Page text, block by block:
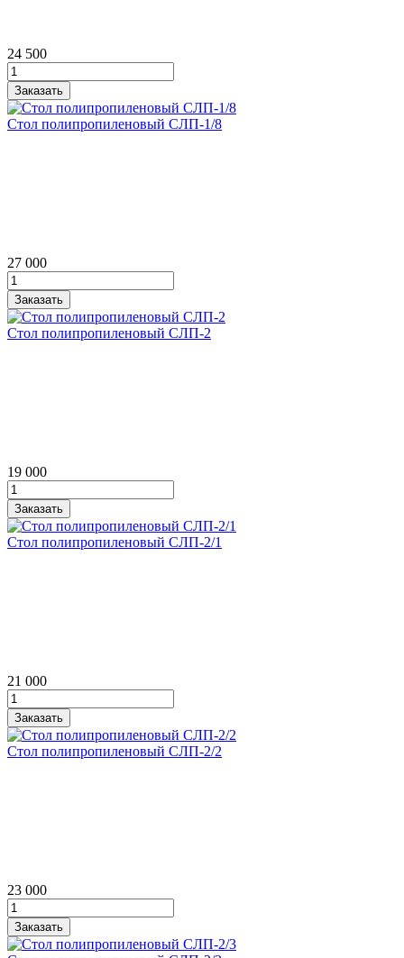
24 500
Стол полипропиленовый СЛП‑1/8
27 000
Стол полипропиленовый СЛП‑2
19 000
Стол полипропиленовый СЛП‑2/1
21 000
Стол полипропиленовый СЛП‑2/2
23 000